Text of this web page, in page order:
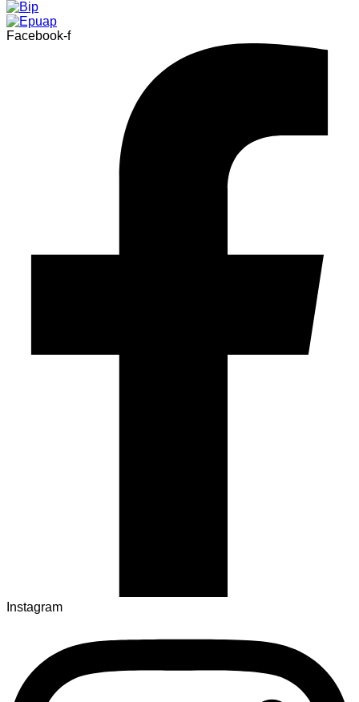
Facebook-f
Instagram